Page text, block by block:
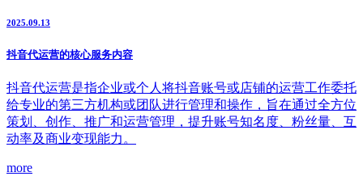
2025.09.13
抖音代运营的核心服务内容
抖音代运营是指企业或个人将抖音账号或店铺的运营工作委托
给专业的第三方机构或团队进行管理和操作，旨在通过全方位
策划、创作、推广和运营管理，提升账号知名度、粉丝量、互
动率及商业变现能力。
more